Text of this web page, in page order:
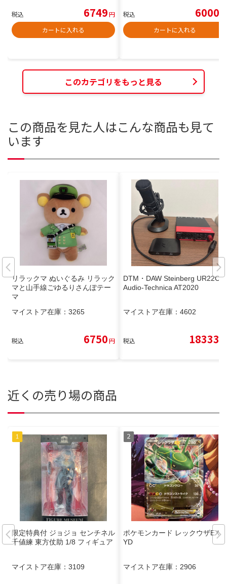
税込 6749円
カートに入れる
税込 6000
カートに入れる
このカテゴリをもっと見る
この商品を見た人はこんな商品も見て
います
リラックマ ぬいぐるみ リラック
マと山手線ごゆるりさんぽテー
マ
マイストア在庫： 3265
税込 6750円
DTM・DAW Steinberg UR22C &
Audio-Technica AT2020
マイストア在庫： 4602
税込 18333
近くの売り場の商品
限定特典付 ジョジョ センチネル
千値練 東方仗助 1/8 フィギュア
マイストア在庫： 3109
ポケモンカード レックウザEX X
YD
マイストア在庫： 2906